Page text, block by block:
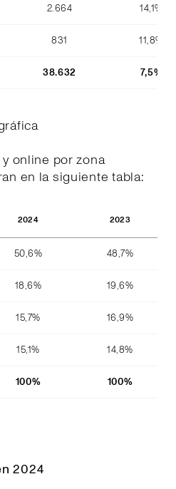
2.664 14,1%
831 11,8%
38.632 7,5%
online por zona
en la siguiente tabla:
2024 2023
50,6% 48,7%
18,6% 19,6%
15,7% 16,9%
15,1% 14,8%
100% 100%
2024